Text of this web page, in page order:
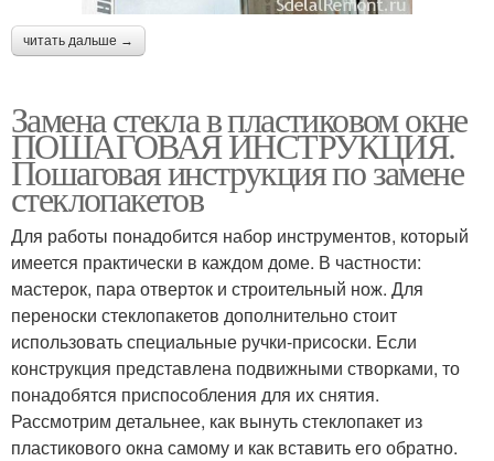
читать дальше →
Замена стекла в пластиковом окне
ПОШАГОВАЯ ИНСТРУКЦИЯ.
Пошаговая инструкция по замене
стеклопакетов
Для работы понадобится набор инструментов, который
имеется практически в каждом доме. В частности:
мастерок, пара отверток и строительный нож. Для
переноски стеклопакетов дополнительно стоит
использовать специальные ручки-присоски. Если
конструкция представлена подвижными створками, то
понадобятся приспособления для их снятия.
Рассмотрим детальнее, как вынуть стеклопакет из
пластикового окна самому и как вставить его обратно.